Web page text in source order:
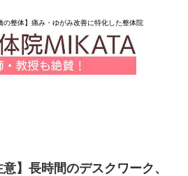
の整体】痛み・ゆがみ改善に特化した整体院
意】長時間のデスクワーク、